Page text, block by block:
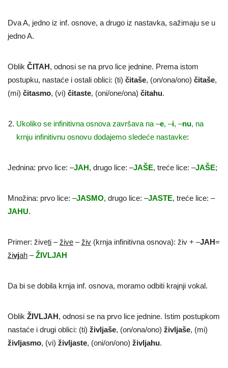
Dva A, jedno iz inf. osnove, a drugo iz nastavka, sažimaju se u
jedno A.
Oblik ČITAH, odnosi se na prvo lice jednine. Prema istom
postupku, nastaće i ostali oblici: (ti) čitaše, (on/ona/ono) čitaše,
(mi) čitasmo, (vi) čitaste, (oni/one/ona) čitahu.
Ukoliko se infinitivna osnova završava na –e, –i, –nu, na
krnju infinitivnu osnovu dodajemo sledeće nastavke:
Jednina: prvo lice: –JAH, drugo lice: –JAŠE, treće lice: –JAŠE;
Množina: prvo lice: –JASMO, drugo lice: –JASTE, treće lice: –
JAHU.
Primer: živeti –žive –živ (krnja infinitivna osnova): živ + –JAH=
živjah –ŽIVLJAH
Da bi se dobila krnja inf. osnova, moramo odbiti krajnji vokal.
Oblik ŽIVLJAH, odnosi se na prvo lice jednine. Istim postupkom
nastaće i drugi oblici: (ti) življaše, (on/ona/ono) življaše, (mi)
življasmo, (vi) življaste, (oni/on/ono) življahu.